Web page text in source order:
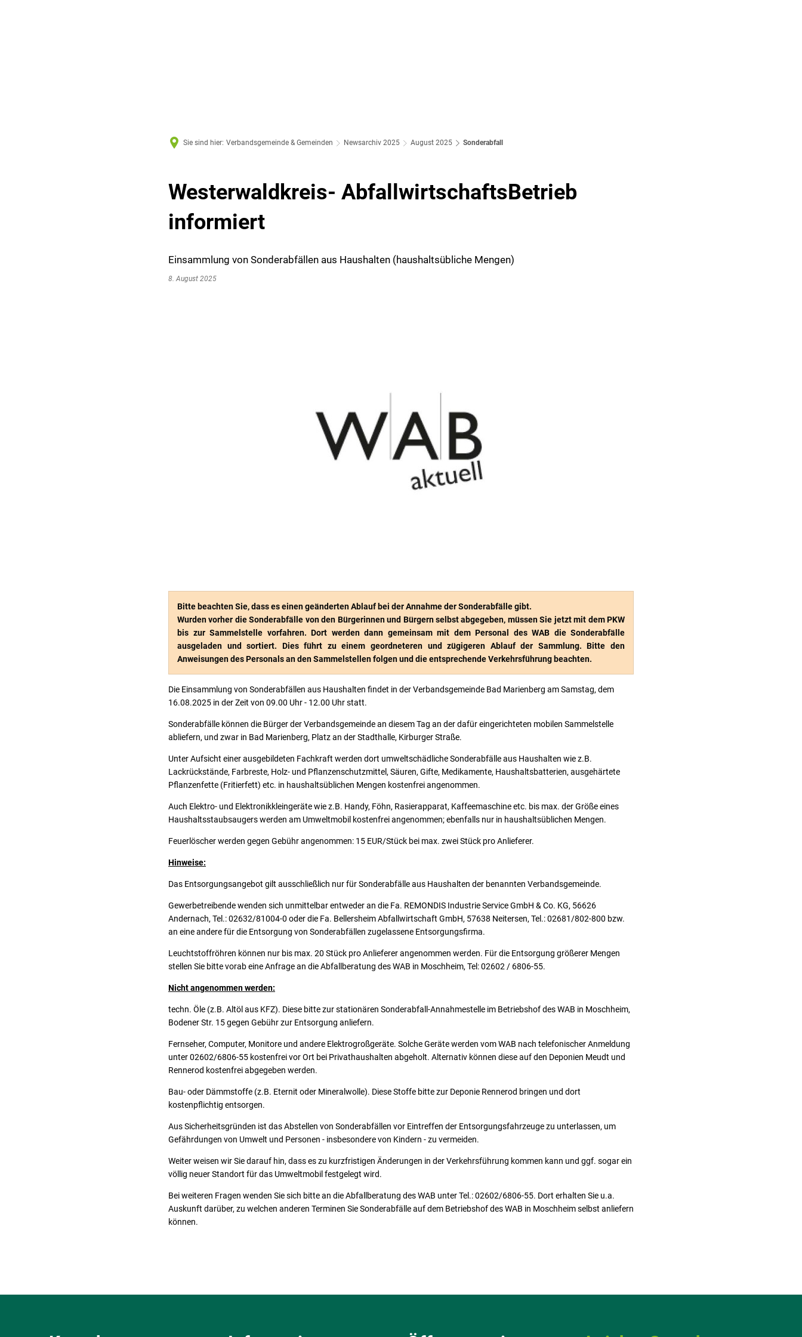
Sie sind hier: Verbandsgemeinde & Gemeinden Newsarchiv 2025 August 2025 Sonderabfall
Westerwaldkreis- AbfallwirtschaftsBetrieb
informiert
Einsammlung von Sonderabfällen aus Haushalten (haushaltsübliche Mengen)
8. August 2025
Bitte beachten Sie, dass es einen geänderten Ablauf bei der Annahme der Sonderabfälle gibt.
Wurden vorher die Sonderabfälle von den Bürgerinnen und Bürgern selbst abgegeben, müssen Sie jetzt mit dem PKW
bis zur Sammelstelle vorfahren. Dort werden dann gemeinsam mit dem Personal des WAB die Sonderabfälle
ausgeladen und sortiert. Dies führt zu einem geordneteren und zügigeren Ablauf der Sammlung. Bitte den
Anweisungen des Personals an den Sammelstellen folgen und die entsprechende Verkehrsführung beachten.
Die Einsammlung von Sonderabfällen aus Haushalten findet in der Verbandsgemeinde Bad Marienberg am Samstag, dem
16.08.2025 in der Zeit von 09.00 Uhr - 12.00 Uhr statt.
Sonderabfälle können die Bürger der Verbandsgemeinde an diesem Tag an der dafür eingerichteten mobilen Sammelstelle
abliefern, und zwar in Bad Marienberg, Platz an der Stadthalle, Kirburger Straße.
Unter Aufsicht einer ausgebildeten Fachkraft werden dort umweltschädliche Sonderabfälle aus Haushalten wie z.B.
Lackrückstände, Farbreste, Holz- und Pflanzenschutzmittel, Säuren, Gifte, Medikamente, Haushaltsbatterien, ausgehärtete
Pflanzenfette (Fritierfett) etc. in haushaltsüblichen Mengen kostenfrei angenommen.
Auch Elektro- und Elektronikkleingeräte wie z.B. Handy, Föhn, Rasierapparat, Kaffeemaschine etc. bis max. der Größe eines
Haushaltsstaubsaugers werden am Umweltmobil kostenfrei angenommen; ebenfalls nur in haushaltsüblichen Mengen.
Feuerlöscher werden gegen Gebühr angenommen: 15 EUR/Stück bei max. zwei Stück pro Anlieferer.
Hinweise:
Das Entsorgungsangebot gilt ausschließlich nur für Sonderabfälle aus Haushalten der benannten Verbandsgemeinde.
Gewerbetreibende wenden sich unmittelbar entweder an die Fa. REMONDIS Industrie Service GmbH & Co. KG, 56626
Andernach, Tel.: 02632/81004-0 oder die Fa. Bellersheim Abfallwirtschaft GmbH, 57638 Neitersen, Tel.: 02681/802-800 bzw.
an eine andere für die Entsorgung von Sonderabfällen zugelassene Entsorgungsfirma.
Leuchtstoffröhren können nur bis max. 20 Stück pro Anlieferer angenommen werden. Für die Entsorgung größerer Mengen
stellen Sie bitte vorab eine Anfrage an die Abfallberatung des WAB in Moschheim, Tel: 02602 / 6806-55.
Nicht angenommen werden:
techn. Öle (z.B. Altöl aus KFZ). Diese bitte zur stationären Sonderabfall-Annahmestelle im Betriebshof des WAB in Moschheim,
Bodener Str. 15 gegen Gebühr zur Entsorgung anliefern.
Fernseher, Computer, Monitore und andere Elektrogroßgeräte. Solche Geräte werden vom WAB nach telefonischer Anmeldung
unter 02602/6806-55 kostenfrei vor Ort bei Privathaushalten abgeholt. Alternativ können diese auf den Deponien Meudt und
Rennerod kostenfrei abgegeben werden.
Bau- oder Dämmstoffe (z.B. Eternit oder Mineralwolle). Diese Stoffe bitte zur Deponie Rennerod bringen und dort
kostenpflichtig entsorgen.
Aus Sicherheitsgründen ist das Abstellen von Sonderabfällen vor Eintreffen der Entsorgungsfahrzeuge zu unterlassen, um
Gefährdungen von Umwelt und Personen - insbesondere von Kindern - zu vermeiden.
Weiter weisen wir Sie darauf hin, dass es zu kurzfristigen Änderungen in der Verkehrsführung kommen kann und ggf. sogar ein
völlig neuer Standort für das Umweltmobil festgelegt wird.
Bei weiteren Fragen wenden Sie sich bitte an die Abfallberatung des WAB unter Tel.: 02602/6806-55. Dort erhalten Sie u.a.
Auskunft darüber, zu welchen anderen Terminen Sie Sonderabfälle auf dem Betriebshof des WAB in Moschheim selbst anliefern
können.